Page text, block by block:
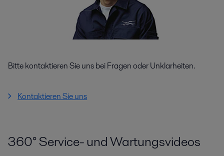
Bitte kontaktieren Sie uns bei Fragen oder Unklarheiten.
Kontaktieren Sie uns
360°Service- und Wartungsvideos